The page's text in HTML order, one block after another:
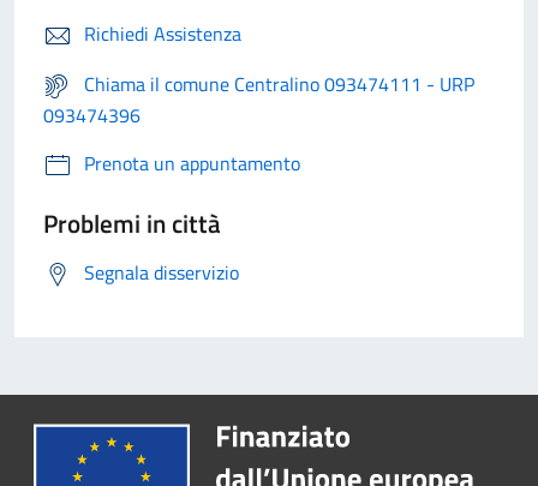
Richiedi Assistenza
Chiama il comune Centralino 093474111 - URP
093474396
Prenota un appuntamento
Problemi in città
Segnala disservizio